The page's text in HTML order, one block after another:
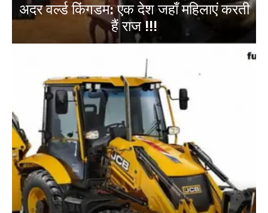
अदर वर्ल्ड किंगडम: एक देश जहाँ महिलाएं करती
हैं राज !!!